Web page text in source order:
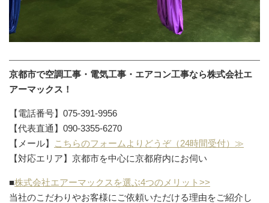
京都市で空調工事・電気工事・エアコン工事なら株式会社エ
アーマックス！
【電話番号】075-391-9956
【代表直通】090-3355-6270
【メール】
こちらのフォームよりどうぞ（24時間受付）≫
【対応エリア】京都市を中心に京都府内にお伺い
■株式会社エアーマックスを選ぶ4つのメリット>>
当社のこだわりやお客様にご依頼いただける理由をご紹介し